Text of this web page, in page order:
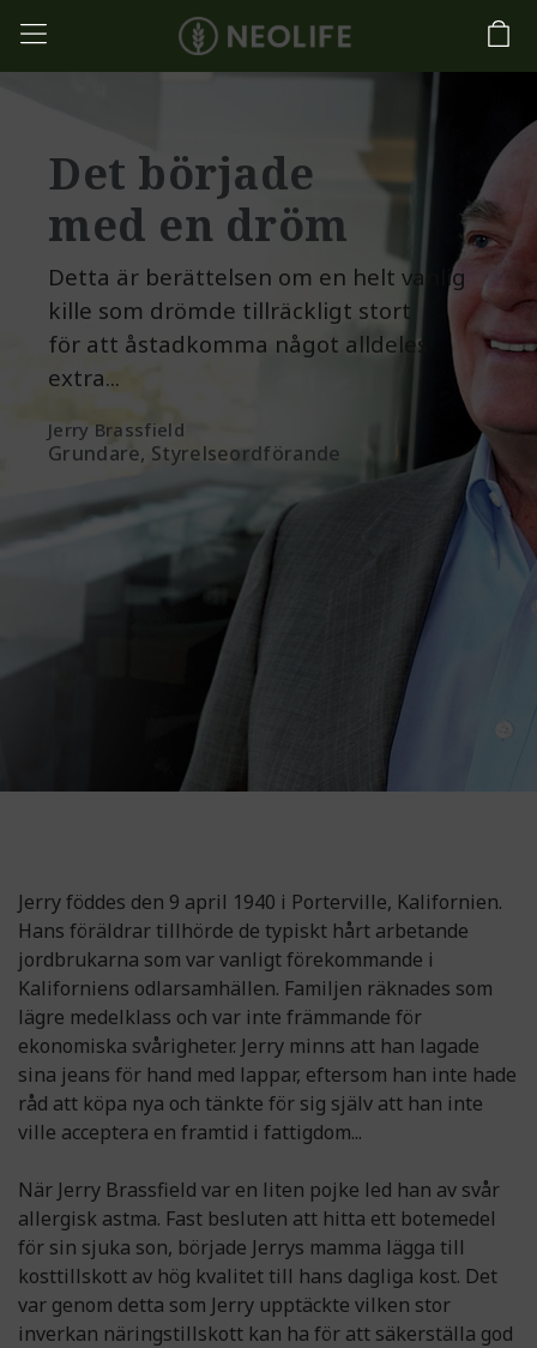
Det började
med en dröm
Detta är berättelsen om en helt vanlig
kille som drömde tillräckligt stort
för att åstadkomma något alldeles
extra...
Jerry Brassfield
Grundare, Styrelseordförande
Jerry föddes den 9 april 1940 i Porterville, Kalifornien.
Hans föräldrar tillhörde de typiskt hårt arbetande
jordbrukarna som var vanligt förekommande i
Kaliforniens odlarsamhällen. Familjen räknades som
lägre medelklass och var inte främmande för
ekonomiska svårigheter. Jerry minns att han lagade
sina jeans för hand med lappar, eftersom han inte hade
råd att köpa nya och tänkte för sig själv att han inte
ville acceptera en framtid i fattigdom...
När Jerry Brassfield var en liten pojke led han av svår
allergisk astma. Fast besluten att hitta ett botemedel
för sin sjuka son, började Jerrys mamma lägga till
kosttillskott av hög kvalitet till hans dagliga kost. Det
var genom detta som Jerry upptäckte vilken stor
inverkan näringstillskott kan ha för att säkerställa god